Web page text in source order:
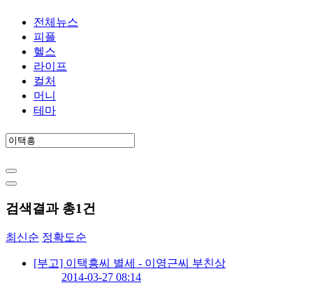
전체뉴스
피플
헬스
라이프
컬처
머니
테마
검색결과 총1건
최신순 정확도순
[부고] 이택흥씨 별세 - 이영근씨 부친상
2014-03-27 08:14